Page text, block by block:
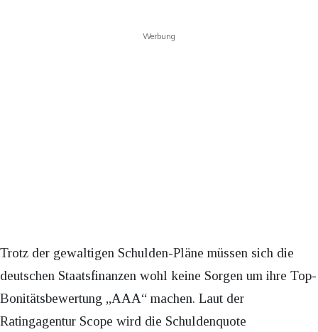
Werbung
Trotz der gewaltigen Schulden-Pläne müssen sich die
deutschen Staatsfinanzen wohl keine Sorgen um ihre Top-
Bonitätsbewertung „AAA“ machen. Laut der
Ratingagentur Scope wird die Schuldenquote